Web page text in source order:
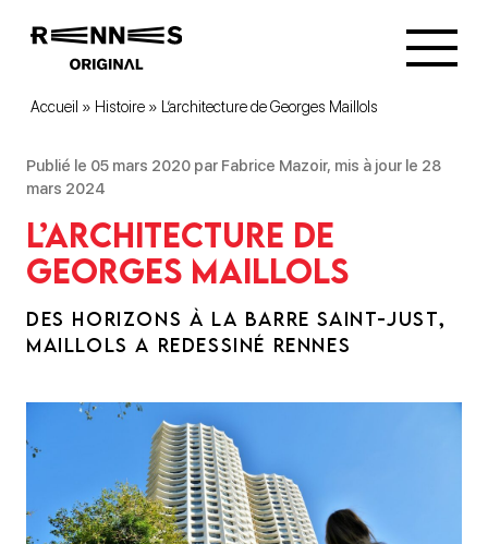
Accueil » Histoire » L’architecture de Georges Maillols
Publié le 05 mars 2020 par Fabrice Mazoir, mis à jour le 28
mars 2024
L’architecture de
Georges Maillols
DES HORIZONS À LA BARRE SAINT-JUST,
MAILLOLS A REDESSINÉ RENNES